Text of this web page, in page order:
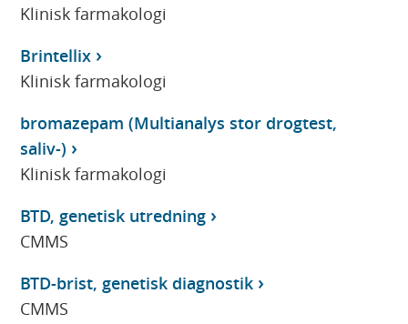
Klinisk farmakologi
Brintellix
Klinisk farmakologi
bromazepam (Multianalys stor drogtest,
saliv-)
Klinisk farmakologi
BTD, genetisk utredning
CMMS
BTD-brist, genetisk diagnostik
CMMS